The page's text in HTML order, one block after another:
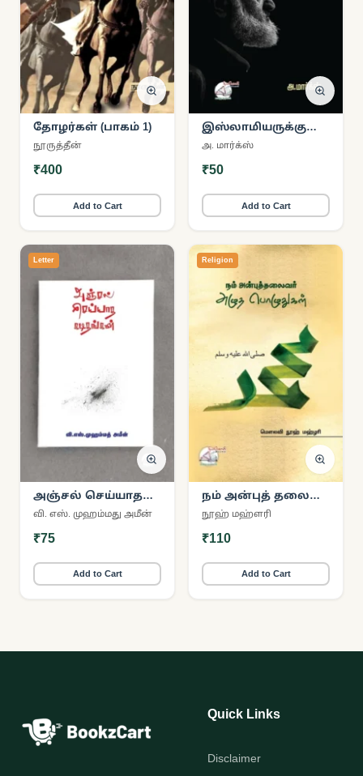
தோழர்கள் (பாகம் 1)
நூருத்தீன்
₹400
Add to Cart
இஸ்லாமியருக்கு
எதிரான
அ. மார்க்ஸ்
₹50
Add to Cart
Letter
அஞ்சல் செய்யாத
கடிதங்கள்
வி. எஸ். முஹம்மது அமீன்
₹75
Add to Cart
Religion
நம் அன்புத் தலைவர்
அழுத பொழுதுகள்
நூஹ் மஹ்ளரி
₹110
Add to Cart
Quick Links
Disclaimer